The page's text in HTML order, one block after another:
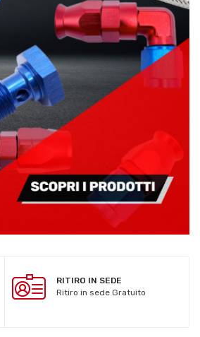
RITIRO IN SEDE
Ritiro in sede Gratuito